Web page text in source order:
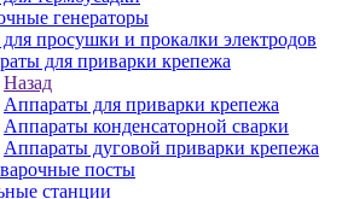
генераторы
просушки и прокалки электродов
для приварки крепежа
Назад
Аппараты для приварки крепежа
Аппараты конденсаторной сварки
Аппараты дуговой приварки крепежа
посты
станции